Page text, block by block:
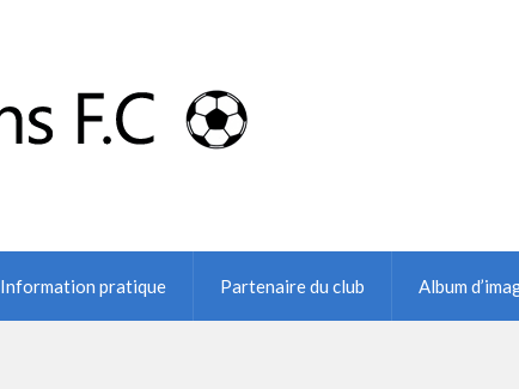
Information pratique Partenaire du club Album